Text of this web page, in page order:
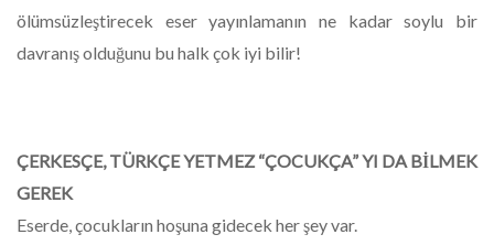
ölümsüzleştirecek eser yayınlamanın ne kadar soylu bir
davranış olduğunu bu halk çok iyi bilir!
ÇERKESÇE, TÜRKÇE YETMEZ “ÇOCUKÇA” YI DA BİLMEK
GEREK
Eserde, çocukların hoşuna gidecek her şey var.